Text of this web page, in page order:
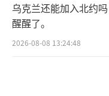
乌克兰还能加入北约
醒醒了。
2026-08-08 13:24:48